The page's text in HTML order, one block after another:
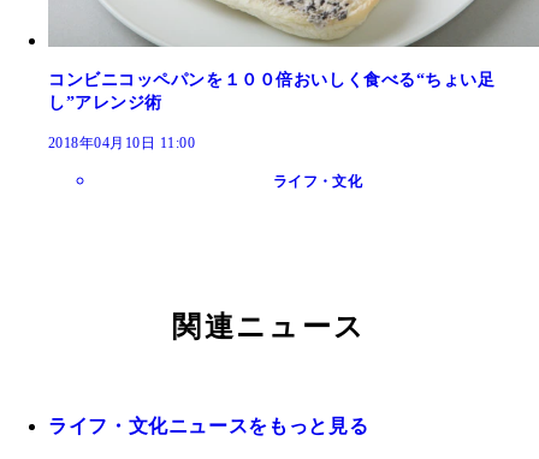
コンビニコッペパンを１００倍おいしく食べる“ちょい足
し”アレンジ術
2018年04月10日 11:00
ライフ・文化
関連ニュース
ライフ・文化ニュースをもっと見る